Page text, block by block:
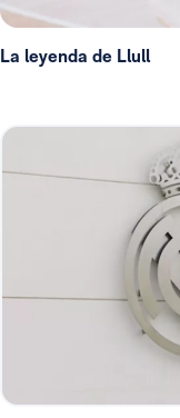
La leyenda de Llull